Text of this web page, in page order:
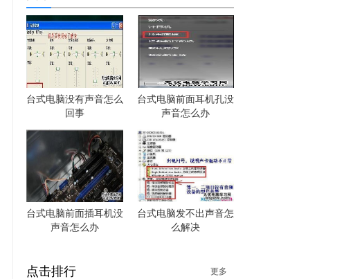
台式电脑没有声音怎么
回事
台式电脑前面耳机孔没
声音怎么办
台式电脑前面插耳机没
声音怎么办
台式电脑发不出声音怎
么解决
点击排行 更多